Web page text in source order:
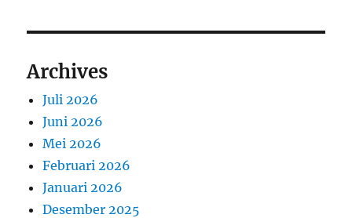
Archives
Juli 2026
Juni 2026
Mei 2026
Februari 2026
Januari 2026
Desember 2025